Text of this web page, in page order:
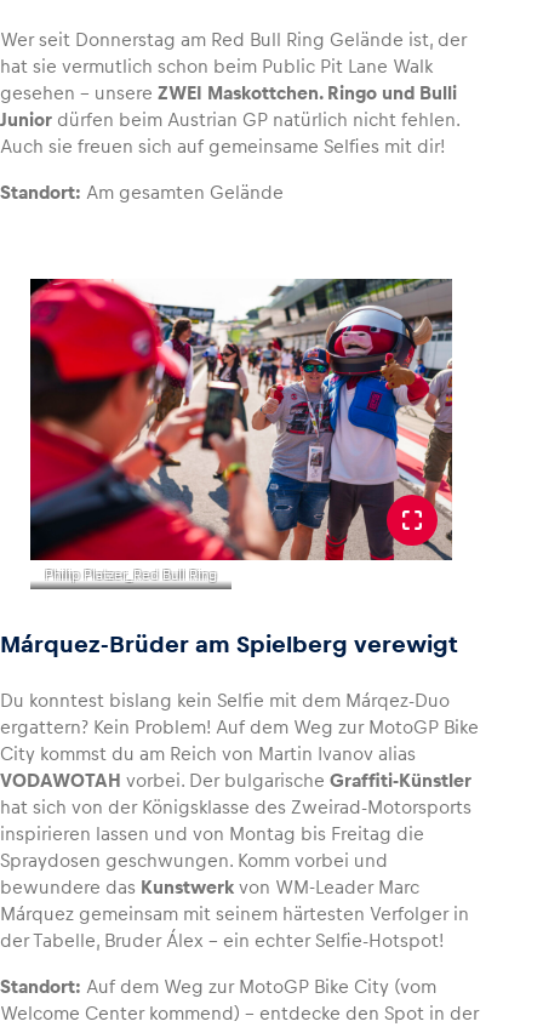
Wer seit Donnerstag am Red Bull Ring Gelände ist, der
hat sie vermutlich schon beim Public Pit Lane Walk
gesehen – unsere ZWEI Maskottchen. Ringo und Bulli
Junior dürfen beim Austrian GP natürlich nicht fehlen.
Auch sie freuen sich auf gemeinsame Selfies mit dir!
Standort: Am gesamten Gelände
Philip Platzer_Red Bull Ring
Márquez-Brüder am Spielberg verewigt
Du konntest bislang kein Selfie mit dem Márqez-Duo
ergattern? Kein Problem! Auf dem Weg zur MotoGP Bike
City kommst du am Reich von Martin Ivanov alias
VODAWOTAH vorbei. Der bulgarische Graffiti-Künstler
hat sich von der Königsklasse des Zweirad-Motorsports
inspirieren lassen und von Montag bis Freitag die
Spraydosen geschwungen. Komm vorbei und
bewundere das Kunstwerk von WM-Leader Marc
Márquez gemeinsam mit seinem härtesten Verfolger in
der Tabelle, Bruder Álex – ein echter Selfie-Hotspot!
Standort: Auf dem Weg zur MotoGP Bike City (vom
Welcome Center kommend) – entdecke den Spot in der